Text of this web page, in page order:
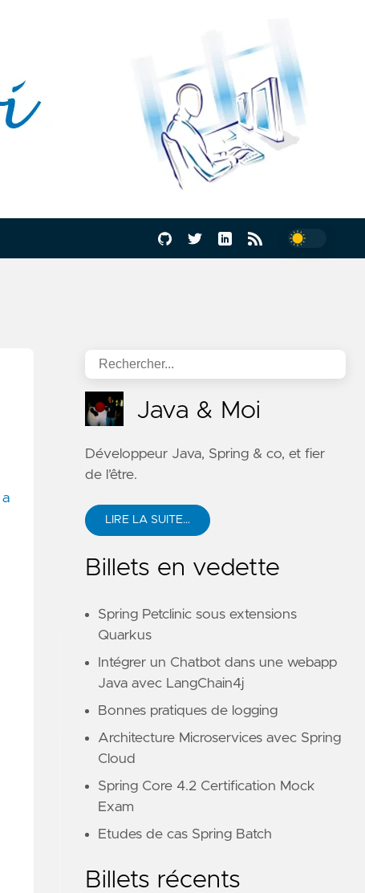
a
Java & Moi
Développeur Java, Spring & co, et fier
de l’être.
LIRE LA SUITE…
Billets en vedette
Spring Petclinic sous extensions
Quarkus
Intégrer un Chatbot dans une webapp
Java avec LangChain4j
Bonnes pratiques de logging
Architecture Microservices avec Spring
Cloud
Spring Core 4.2 Certification Mock
Exam
Etudes de cas Spring Batch
Billets récents